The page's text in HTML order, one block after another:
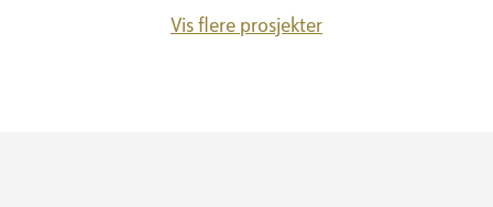
Vis flere prosjekter